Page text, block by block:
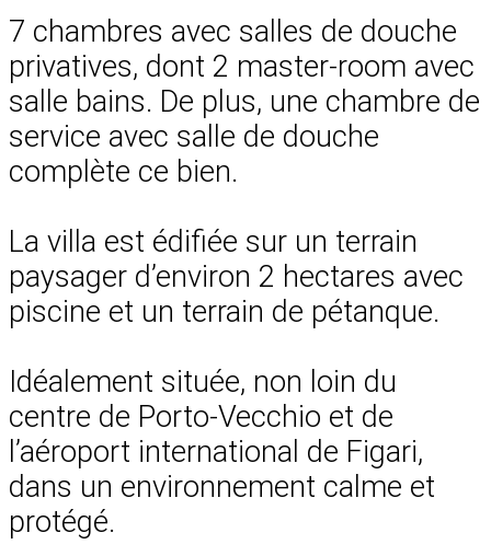
7 chambres avec salles de douche
privatives, dont 2 master-room avec
salle bains. De plus, une chambre de
service avec salle de douche
complète ce bien.
La villa est édifiée sur un terrain
paysager d’environ 2 hectares avec
piscine et un terrain de pétanque.
Idéalement située, non loin du
centre de Porto-Vecchio et de
l’aéroport international de Figari,
dans un environnement calme et
protégé.